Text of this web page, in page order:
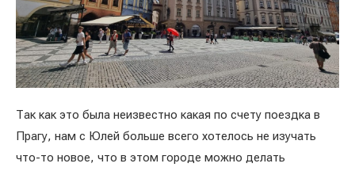
Так как это была неизвестно какая по счету поездка в
Прагу, нам с Юлей больше всего хотелось не изучать
что-то новое, что в этом городе можно делать